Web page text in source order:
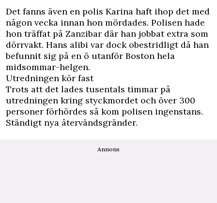
Det fanns även en polis Karina haft ihop det med
någon vecka innan hon mördades. Polisen hade
hon träffat på Zanzibar där han jobbat extra som
dörrvakt. Hans alibi var dock obestridligt då han
befunnit sig på en ö utanför Boston hela
midsommar-helgen.
Utredningen kör fast
Trots att det lades tusentals timmar på
utredningen kring styckmordet och över 300
personer förhördes så kom polisen ingenstans.
Ständigt nya återvändsgränder.
Annons